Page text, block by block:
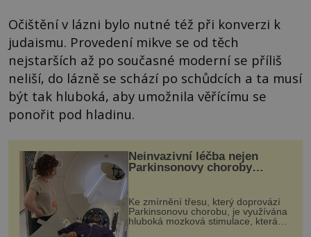
Očištění v lázni bylo nutné též při konverzi k
judaismu. Provedení mikve se od těch
nejstarších až po současné moderní se příliš
neliší, do lázně se schází po schůdcích a ta musí
být tak hluboká, aby umožnila věřícímu se
ponořit pod hladinu.
Neinvazivní léčba nejen
Parkinsonovy choroby
Ke zmírnění třesu, který doprovází
Parkinsonovu chorobu, je využívána
hluboká mozková stimulace, která
však vyžaduje vysoce invazivní